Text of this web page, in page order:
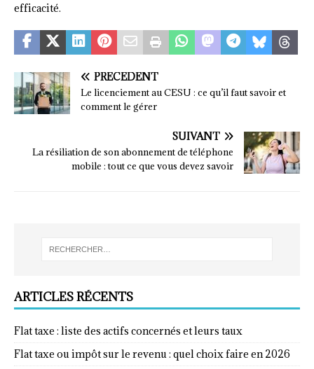
efficacité.
PRÉCÉDENT
Le licenciement au CESU : ce qu’il faut savoir et
comment le gérer
SUIVANT
La résiliation de son abonnement de téléphone
mobile : tout ce que vous devez savoir
ARTICLES RÉCENTS
Flat taxe : liste des actifs concernés et leurs taux
Flat taxe ou impôt sur le revenu : quel choix faire en 2026